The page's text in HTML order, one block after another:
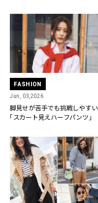
FASHION
Jun, 03,2026
脚見せが苦手でも挑戦しやすい
「スカート見えハーフパンツ」